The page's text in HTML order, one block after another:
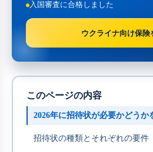
入国審査に合格しました
ウクライナ向け保険
このページの内容
2026年に招待状が必要かどうか
招待状の種類とそれぞれの要件